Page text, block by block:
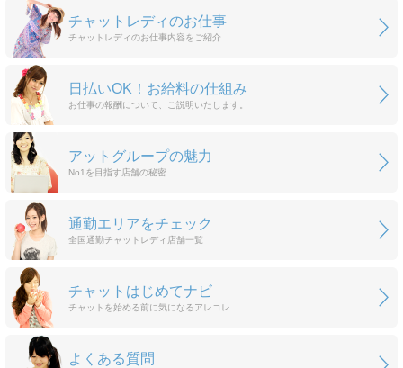
チャットレディのお仕事
チャットレディのお仕事内容をご紹介
日払いOK！お給料の仕組み
お仕事の報酬について、ご説明いたします。
アットグループの魅力
No1を目指す店舗の秘密
通勤エリアをチェック
全国通勤チャットレディ店舗一覧
チャットはじめてナビ
チャットを始める前に気になるアレコレ
よくある質問